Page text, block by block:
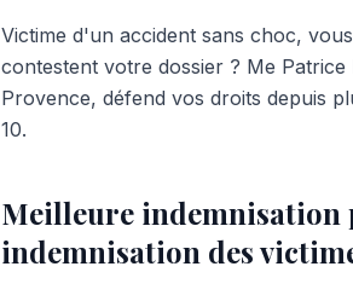
Victime d'un accident sans choc,
contestent votre dossier ? Me
Provence, défend vos droits depuis
10.
Meilleure indemnisation
indemnisation des